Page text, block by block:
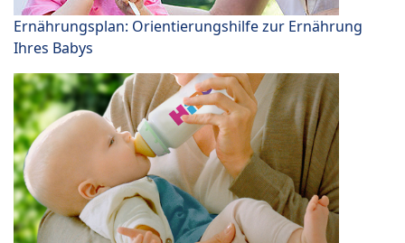
Ernährungsplan: Orientierungshilfe zur Ernährung
Ihres Babys